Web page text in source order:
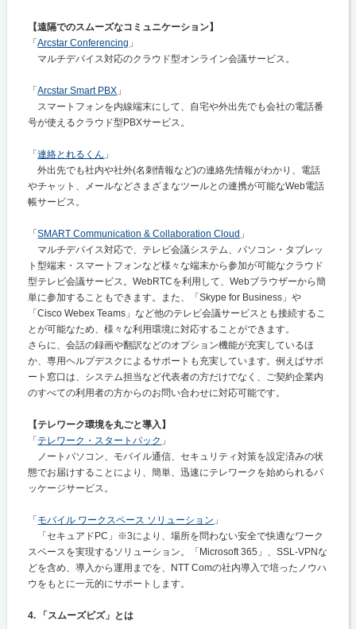
【遠隔でのスムーズなコミュニケーション】
「Arcstar Conferencing 」
マルチデバイス対応のクラウド型オンライン会議サービス。
「Arcstar Smart PBX 」
スマートフォンを内線端末にして、自宅や外出先でも会社の電話番
号が使えるクラウド型PBXサービス。
「連絡とれるくん 」
外出先でも社内や社外(名刺情報など)の連絡先情報がわかり、電話
やチャット、メールなどさまざまなツールとの連携が可能なWeb電話
帳サービス。
「SMART Communication & Collaboration Cloud 」
マルチデバイス対応で、テレビ会議システム、パソコン・タブレッ
ト型端末・スマートフォンなど様々な端末から参加が可能なクラウド
型テレビ会議サービス。WebRTCを利用して、Webブラウザーから簡
単に参加することもできます。また、「Skype for Business」や
「Cisco Webex Teams」など他のテレビ会議サービスとも接続するこ
とが可能なため、様々な利用環境に対応することができます。
さらに、会話の録画や翻訳などのオプション機能が充実しているほ
か、専用ヘルプデスクによるサポートも充実しています。例えばサポ
ート窓口は、システム担当など代表者の方だけでなく、ご契約企業内
のすべての利用者の方からのお問い合わせに対応可能です。
【テレワーク環境を丸ごと導入】
「テレワーク・スタートパック 」
ノートパソコン、モバイル通信、セキュリティ対策を設定済みの状
態でお届けすることにより、簡単、迅速にテレワークを始められるパ
ッケージサービス。
「モバイル ワークスペース ソリューション 」
「セキュアドPC」※3により、場所を問わない安全で快適なワーク
スペースを実現するソリューション。「Microsoft 365」、SSL-VPNな
どを含め、導入から運用までを、NTT Comの社内導入で培ったノウハ
ウをもとに一元的にサポートします。
4. 「スムーズビズ」とは